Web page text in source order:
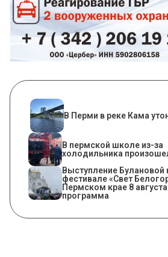
В Перми в реке Кама
​В пермской школе из-за
холодильника
Выступление Булановой
фестивале «Свет
Пермском крае 8
программа